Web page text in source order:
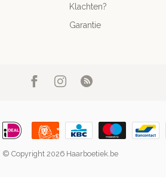
Klachten?
Garantie
© Copyright 2026 Haarboetiek.be